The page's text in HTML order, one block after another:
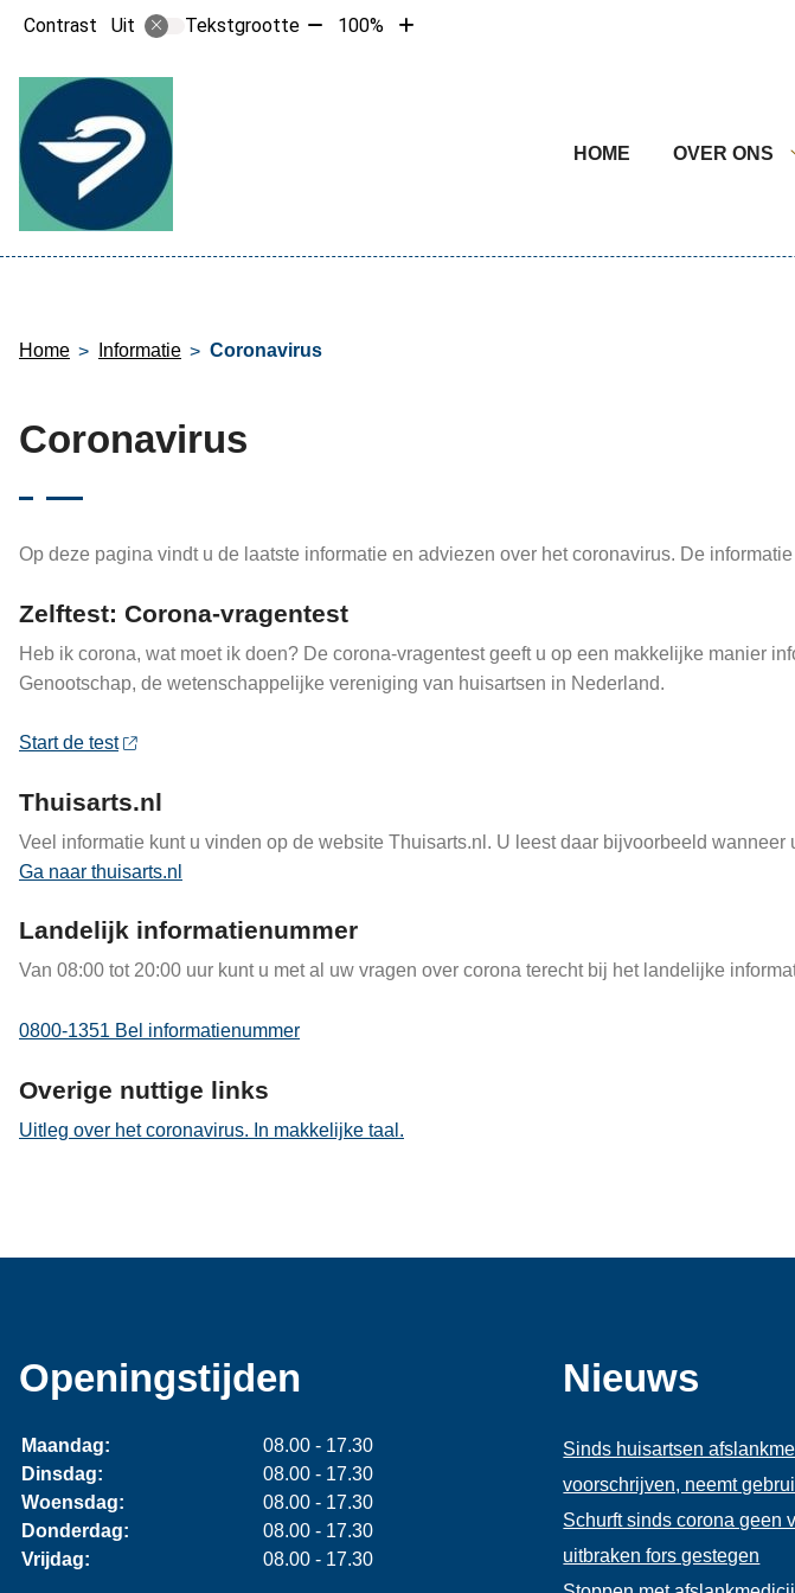
Contrast Uit Tekstgrootte Tekst100%
Tekst
HOME
OVER ONS
Home Informatie Coronavirus
Coronavirus
Op deze pagina vindt u de laatste informatie en adviezen over het coronavirus. De
Zelftest: Corona-vragentest
Heb ik corona, wat moet ik doen? De corona-vragentest geeft u op een makkelijke manier
Genootschap, de wetenschappelijke vereniging van huisartsen in Nederland.
Start de test
Thuisarts.nl
Veel informatie kunt u vinden op de website Thuisarts.nl. U leest daar bijvoorbeeld
Ga naar thuisarts.nl
Landelijk informatienummer
Van 08:00 tot 20:00 uur kunt u met al uw vragen over corona terecht bij het landelijke
0800-1351 Bel informatienummer
Overige nuttige links
Uitleg over het coronavirus. In makkelijke taal.
Openingstijden
Maandag:
08.00 - 17.30
Dinsdag:
08.00 - 17.30
Woensdag:
08.00 - 17.30
Donderdag:
08.00 - 17.30
Vrijdag:
08.00 - 17.30
Nieuws
Sinds huisartsen
voorschrijven, neemt
Schurft sinds corona geen
uitbraken fors gestegen